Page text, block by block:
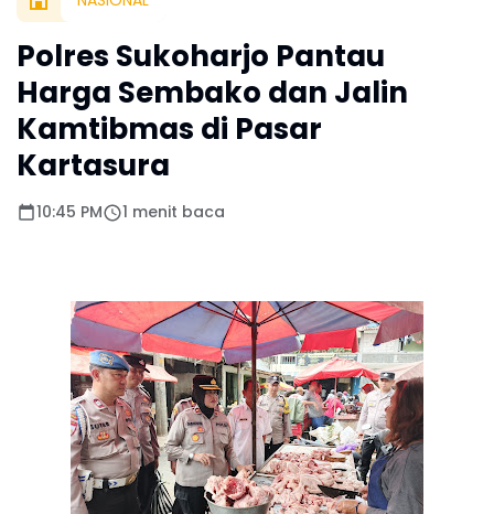
Polres Sukoharjo Pantau
Harga Sembako dan Jalin
Kamtibmas di Pasar
Kartasura
10:45 PM 1 menit baca